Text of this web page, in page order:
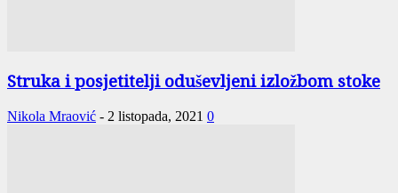
Struka i posjetitelji oduševljeni izložbom stoke
Nikola Mraović - 2 listopada, 2021 0